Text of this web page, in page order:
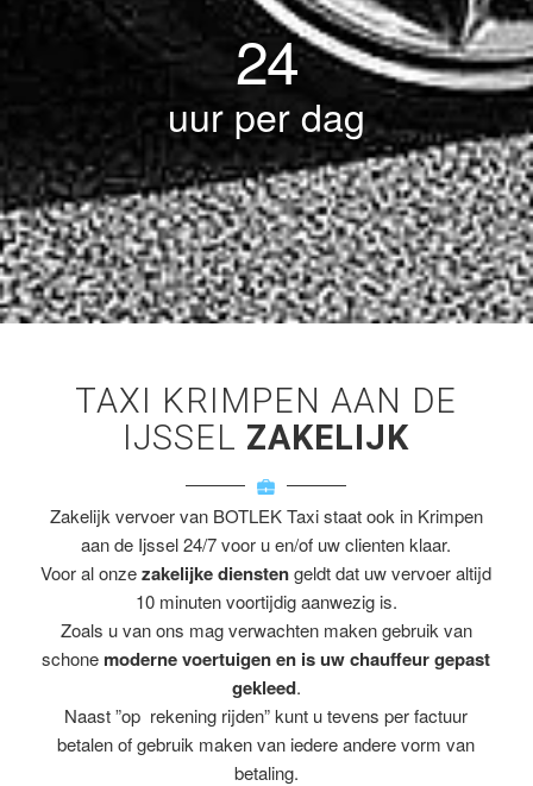
24
uur per dag
TAXI KRIMPEN AAN DE
IJSSEL ZAKELIJK
Zakelijk vervoer van BOTLEK Taxi staat ook in Krimpen
aan de Ijssel 24/7 voor u en/of uw clienten klaar.
Voor al onzezakelijke dienstengeldt dat uw vervoer altijd
10 minuten voortijdig aanwezig is.
Zoals u van ons mag verwachten maken gebruik van
schone moderne voertuigen en is uw chauffeur gepast
gekleed.
Naast ”op rekening rijden” kunt u tevens per factuur
betalen of gebruik maken van iedere andere vorm van
betaling.